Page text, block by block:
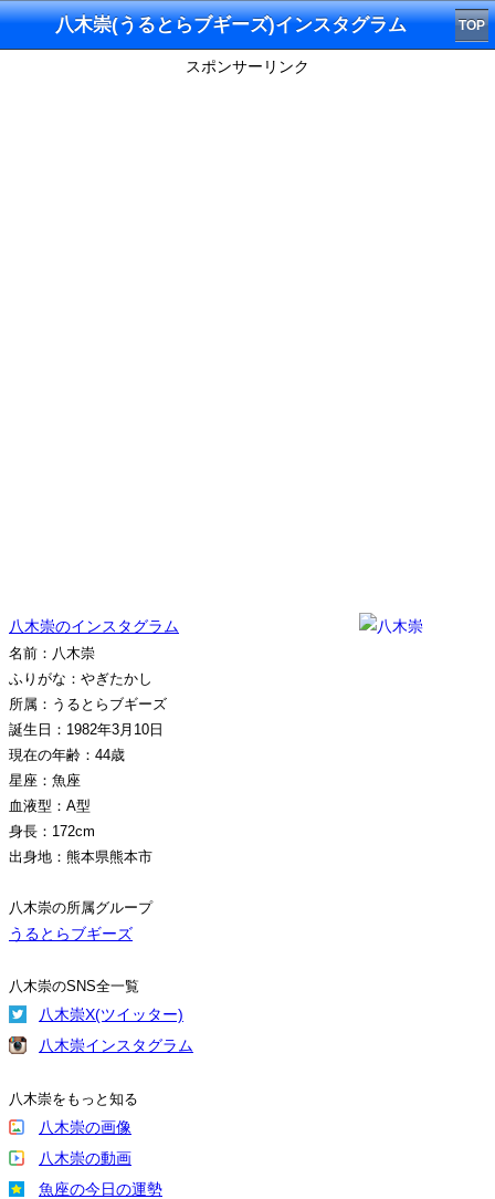
八木崇(うるとらブギーズ)インスタグラム TOP
スポンサーリンク
八木崇のインスタグラム
名前：八木崇
ふりがな：やぎたかし
所属：うるとらブギーズ
誕生日：1982年3月10日
現在の年齢：44歳
星座：魚座
血液型：A型
身長：172cm
出身地：熊本県熊本市
八木崇の所属グループ
うるとらブギーズ
八木崇のSNS全一覧
八木崇X(ツイッター)
八木崇インスタグラム
八木崇をもっと知る
八木崇の画像
八木崇の動画
魚座の今日の運勢